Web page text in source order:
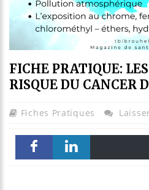
FICHE PRATIQUE:
RISQUE DU CANCER
Fiches Pratiques